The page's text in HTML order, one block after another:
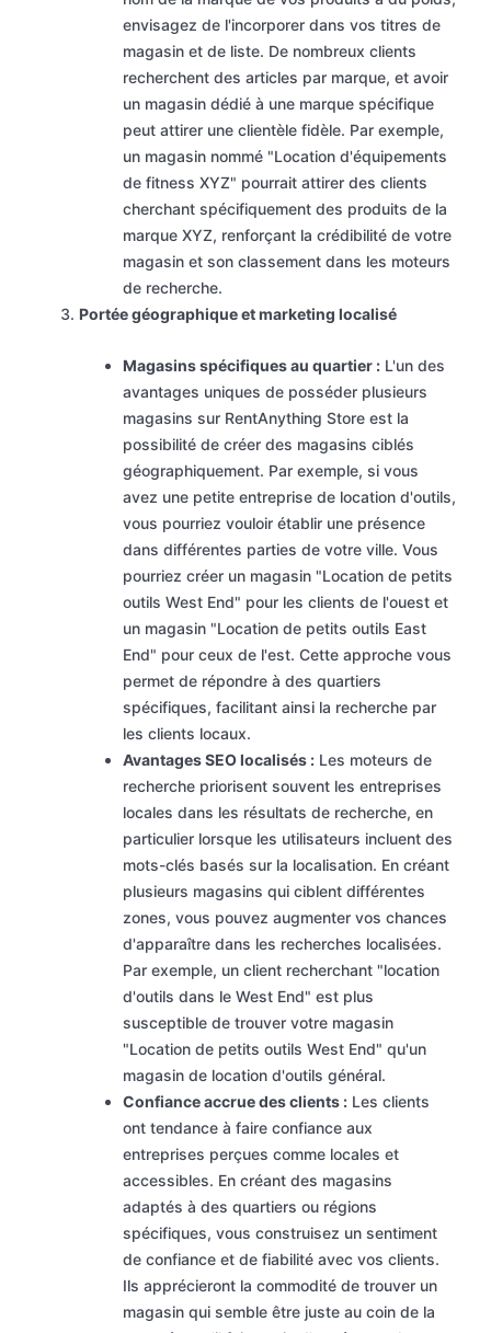
envisagez de l'incorporer dans vos titres de
magasin et de liste. De nombreux clients
recherchent des articles par marque, et avoir
un magasin dédié à une marque spécifique
peut attirer une clientèle fidèle. Par exemple,
un magasin nommé "Location d'équipements
de fitness XYZ" pourrait attirer des clients
cherchant spécifiquement des produits de la
marque XYZ, renforçant la crédibilité de votre
magasin et son classement dans les moteurs
de recherche.
Portée géographique et marketing localisé
Magasins spécifiques au quartier : L'un des
avantages uniques de posséder plusieurs
magasins sur RentAnything Store est la
possibilité de créer des magasins ciblés
géographiquement. Par exemple, si vous
avez une petite entreprise de location d'outils,
vous pourriez vouloir établir une présence
dans différentes parties de votre ville. Vous
pourriez créer un magasin "Location de petits
outils West End" pour les clients de l'ouest et
un magasin "Location de petits outils East
End" pour ceux de l'est. Cette approche vous
permet de répondre à des quartiers
spécifiques, facilitant ainsi la recherche par
les clients locaux.
Avantages SEO localisés : Les moteurs de
recherche priorisent souvent les entreprises
locales dans les résultats de recherche, en
particulier lorsque les utilisateurs incluent des
mots-clés basés sur la localisation. En créant
plusieurs magasins qui ciblent différentes
zones, vous pouvez augmenter vos chances
d'apparaître dans les recherches localisées.
Par exemple, un client recherchant "location
d'outils dans le West End" est plus
susceptible de trouver votre magasin
"Location de petits outils West End" qu'un
magasin de location d'outils général.
Confiance accrue des clients : Les clients
ont tendance à faire confiance aux
entreprises perçues comme locales et
accessibles. En créant des magasins
adaptés à des quartiers ou régions
spécifiques, vous construisez un sentiment
de confiance et de fiabilité avec vos clients.
Ils apprécieront la commodité de trouver un
magasin qui semble être juste au coin de la